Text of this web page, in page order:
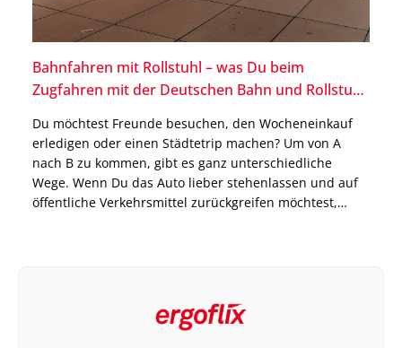
Bahnfahren mit Rollstuhl – was Du beim
Zugfahren mit der Deutschen Bahn und Rollstuhl
Du möchtest Freunde besuchen, den Wocheneinkauf
erledigen oder einen Städtetrip machen? Um von A
nach B zu kommen, gibt es ganz unterschiedliche
Wege. Wenn Du das Auto lieber stehenlassen und auf
öffentliche Verkehrsmittel zurückgreifen möchtest,